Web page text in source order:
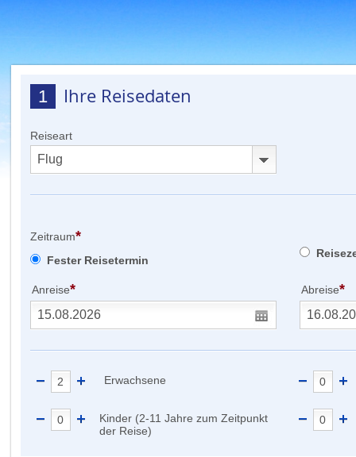
1 Ihre Reisedaten
Reiseart
Zeitraum*
Fester Reisetermin
Anreise* Abreise*
Erwachsene
Kinder (2-11 Jahre zum Zeitpunkt
der Reise)